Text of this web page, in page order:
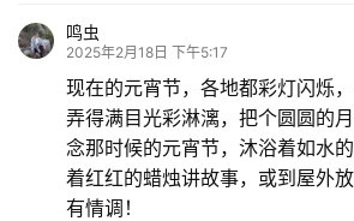
鸣虫
2025年2月18日 下午5:17
现在的元宵节，各地都彩灯闪烁，
弄得满目光彩淋漓，把个圆圆的
念那时候的元宵节，沐浴着如水
着红红的蜡烛讲故事，或到屋外
有情调！